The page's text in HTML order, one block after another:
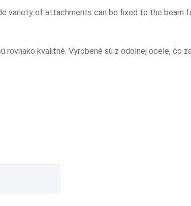
variety of attachments can be fixed to the beam
kvalitné. Vyrobené sú z odolnej ocele, čo